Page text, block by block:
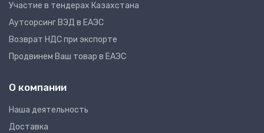
Участие в тендерах Казахстана
Аутсорсинг ВЭД в ЕАЭС
Возврат НДС при экспорте
Продвинем Ваш товар в ЕАЭС
О компании
Наша деятельность
Доставка